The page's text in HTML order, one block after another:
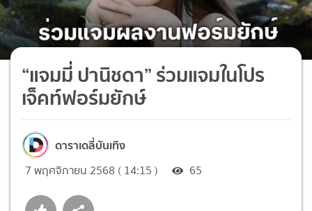
“แจมมี่ ปานิชดา” ร่วมแจมในโปร
เจ็คท์ฟอร์มยักษ์
ดาราเดลี่บันเทิง
7 พฤศจิกายน 2568 ( 14:15 ) 65